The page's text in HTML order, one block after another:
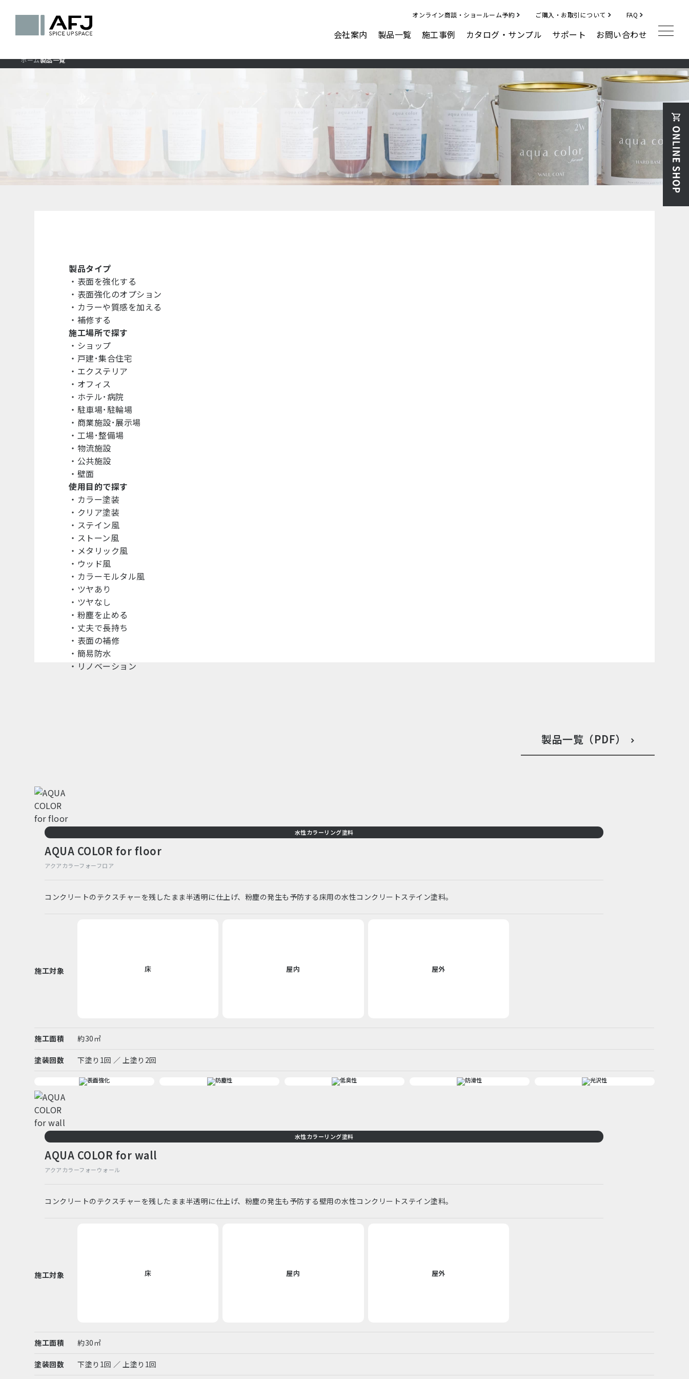
オンライン商談・ショールーム予約 ご購入・お取引について FAQ
会社案内
ビジョン
会社概要
AFJにできること
製品一覧
ガレージ＆ウォール
水性塗料
アクアカラー for floor
アクアカラー for wall
アクアカラー duo tone
ペイントクリート彩
カラーフィット
塗るテクスチャーMETAL
補修材
クラックフィラー
ディボットパッチ
その他
施工事例 カタログ・サンプル サポート お問い合わせ
ホーム製品一覧
製品タイプ
・ 表面を強化する
・ 表面強化のオプション
・ カラーや質感を加える
・ 補修する
施工場所で探す
・ ショップ
・ 戸建･集合住宅
・ エクステリア
・ オフィス
・ ホテル･病院
・ 駐車場･駐輪場
・ 商業施設･展示場
・ 工場･整備場
・ 物流施設
・ 公共施設
・ 壁面
使用目的で探す
・ カラー塗装
・ クリア塗装
・ ステイン風
・ ストーン風
・ メタリック風
・ ウッド風
・ カラーモルタル風
・ ツヤあり
・ ツヤなし
・ 粉塵を止める
・ 丈夫で長持ち
・ 表面の補修
・ 簡易防水
・ リノベーション
製品一覧（PDF）
水性カラーリング塗料
AQUA COLOR for floor
アクアカラーフォーフロア
コンクリートのテクスチャーを残したまま半透明に仕上げ、粉塵の発生も予防する床用の水性コンクリートステイン塗料。
施工対象 床 屋内 屋外
施工面積 約30㎡
塗装回数 下塗り1回 ／ 上塗り2回
水性カラーリング塗料
AQUA COLOR for wall
アクアカラーフォーウォール
コンクリートのテクスチャーを残したまま半透明に仕上げ、粉塵の発生も予防する壁用の水性コンクリートステイン塗料。
施工対象 床 屋内 屋外
施工面積 約30㎡
塗装回数 下塗り1回 ／ 上塗り1回